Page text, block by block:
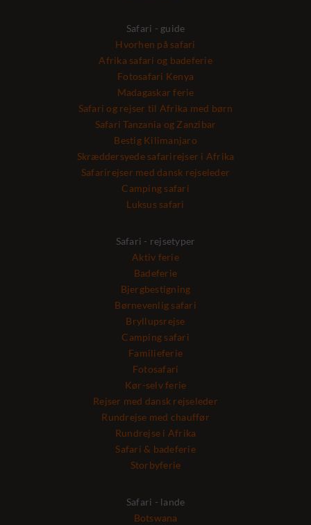
Safari - guide
Hvorhen på safari
Afrika safari og badeferie
Fotosafari Kenya
Madagaskar ferie
Safari og rejser til Afrika med børn
Safari Tanzania og Zanzibar
Bestig Kilimanjaro
Skræddersyede safarirejser i Afrika
Safarirejser med dansk rejseleder
Camping safari
Luksus safari
Safari - rejsetyper
Aktiv ferie
Badeferie
Bjergbestigning
Børnevenlig safari
Bryllupsrejse
Camping safari
Familieferie
Fotosafari
Kør-selv ferie
Rejser med dansk rejseleder
Rundrejse med chauffør
Rundrejse i Afrika
Safari & badeferie
Storbyferie
Safari - lande
Botswana